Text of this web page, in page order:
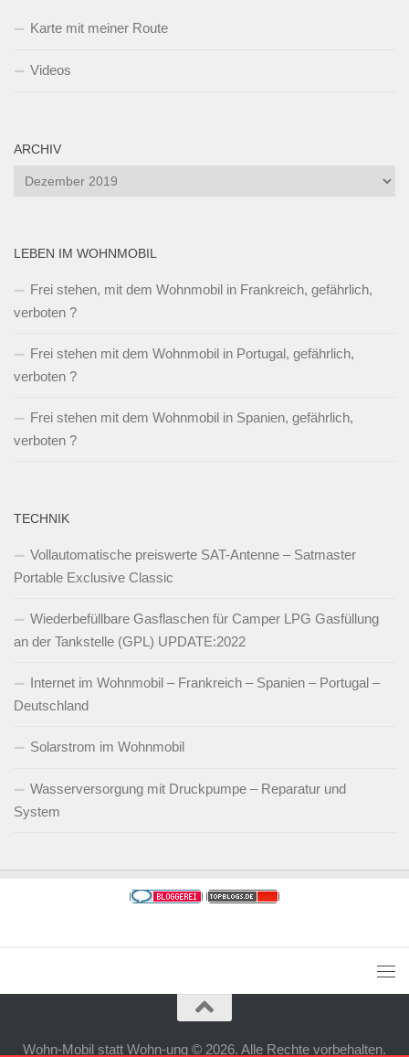
Karte mit meiner Route
Videos
ARCHIV
Archiv
LEBEN IM WOHNMOBIL
Frei stehen, mit dem Wohnmobil in Frankreich, gefährlich,
verboten ?
Frei stehen mit dem Wohnmobil in Portugal, gefährlich,
verboten ?
Frei stehen mit dem Wohnmobil in Spanien, gefährlich,
verboten ?
TECHNIK
Vollautomatische preiswerte SAT-Antenne – Satmaster
Portable Exclusive Classic
Wiederbefüllbare Gasflaschen für Camper LPG Gasfüllung
an der Tankstelle (GPL) UPDATE:2022
Internet im Wohnmobil – Frankreich – Spanien – Portugal –
Deutschland
Solarstrom im Wohnmobil
Wasserversorgung mit Druckpumpe – Reparatur und
System
Wohn-Mobil statt Wohn-ung © 2026. Alle Rechte vorbehalten.